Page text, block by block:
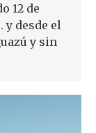
12 de
y desde el
y sin